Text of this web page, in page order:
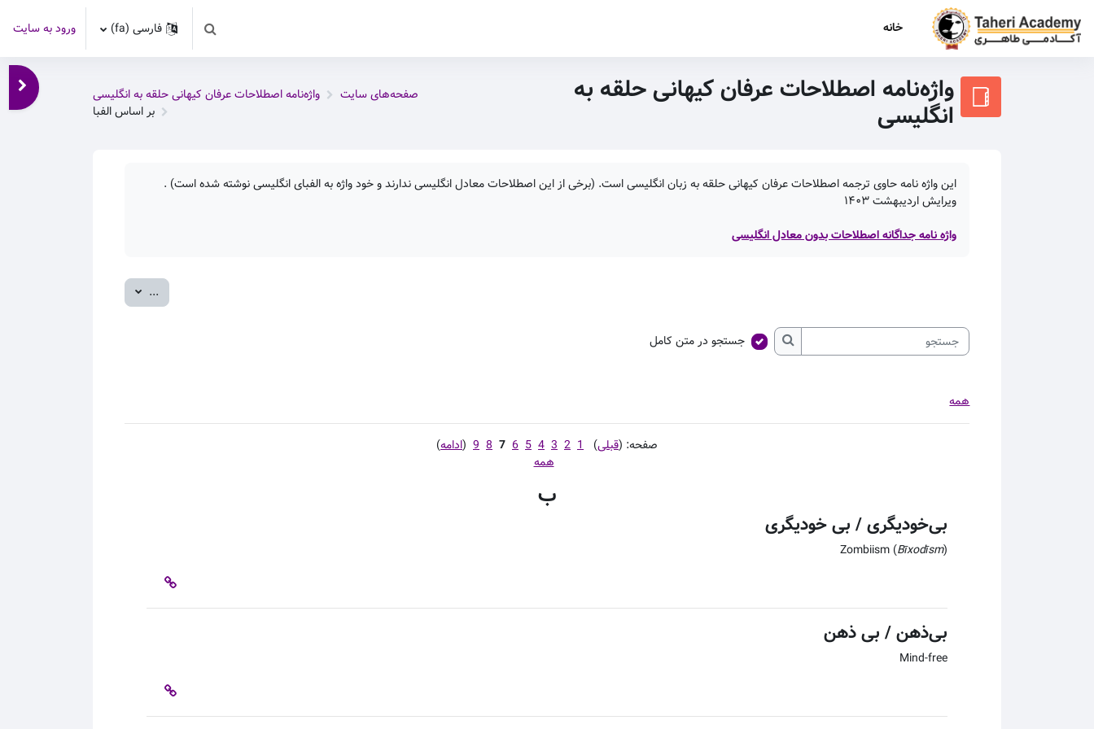
خانه
Toggle search input
فارسی ‎(fa)‎ ورود به سایت
واژه‌نامه اصطلاحات عرفان کیهانی حلقه به
انگلیسی
صفحه‌های سایت
واژه‌نامه اصطلاحات عرفان کیهانی حلقه به انگلیسی
بر اساس الفبا
باز
این واژه نامه حاوی ترجمه اصطلاحات عرفان کیهانی حلقه به زبان انگلیسی است. (برخی از این اصطلاحات معادل انگلیسی ندارند و خود واژه به الفبای انگلیسی نوشته شده است) .
ویرایش اردیبهشت۱۴۰۳
واژه نامه جداگانه اصطلاحات بدون معادل انگلیسی
... صدور ورودی‌ها
جستجو جستجو
جستجو در متن کامل
همه
صفحه: (قبلی)
1
2
3
4
5
6
7
8
9
(ادامه)
همه
ب
بی‌خودیگری / بی خودیگری
Zombiism (Bīxodīsm)
بی‌ذهن / بی ذهن
Mind-free